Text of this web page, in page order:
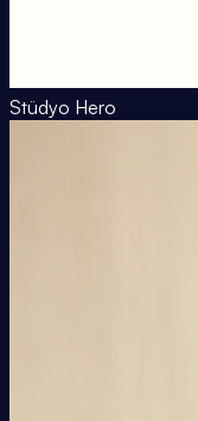
Stüdyo Hero